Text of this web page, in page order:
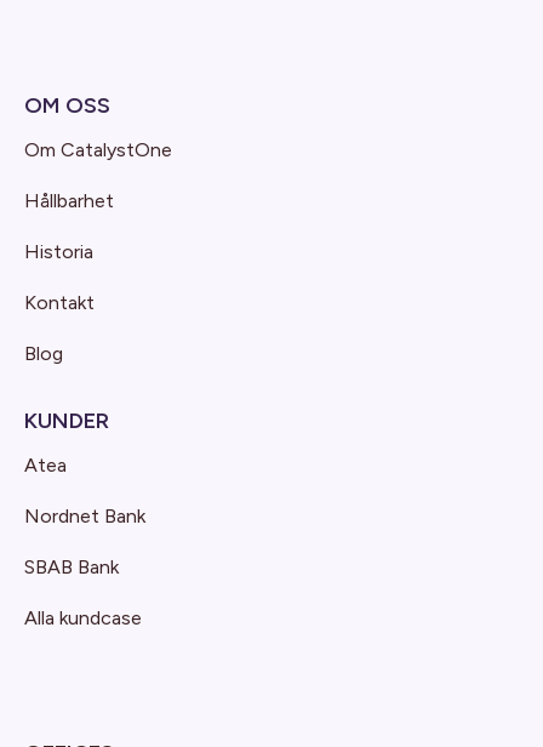
OM OSS
Om CatalystOne
Hållbarhet
Historia
Kontakt
Blog
KUNDER
Atea
Nordnet Bank
SBAB Bank
Alla kundcase